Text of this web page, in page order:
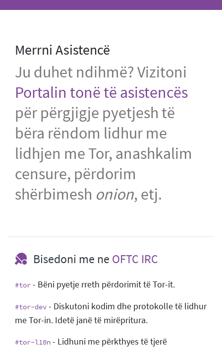
Merrni Asistencë
Ju duhet ndihmë? Vizitoni
Portalin tonë të asistencës
për përgjigje pyetjesh të
bëra rëndom lidhur me
lidhjen me Tor, anashkalim
censure, përdorim
shërbimesh onion, etj.
Bisedoni me ne OFTC IRC
#tor - Bëni pyetje rreth përdorimit të Tor-it.
#tor-dev - Diskutoni kodim dhe protokolle të lidhur
me Tor-in. Idetë janë të mirëpritura.
#tor-l10n - Lidhuni me përkthyes të tjerë